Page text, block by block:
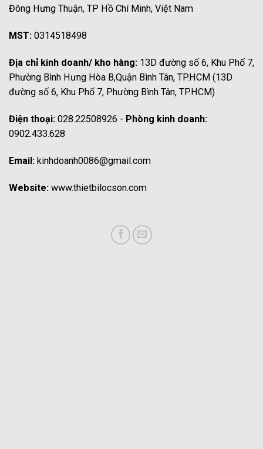
Đông Hưng Thuận, TP Hồ Chí Minh, Việt Nam
MST: 0314518498
Địa chỉ kinh doanh/ kho hàng: 13D đường số 6, Khu Phố 7,
Phường Bình Hưng Hòa B,Quận Bình Tân, TP.HCM (13D
đường số 6, Khu Phố 7, Phường Bình Tân, TP.HCM)
Điện thoại: 028.22508926 - Phòng kinh doanh:
0902.433.628
Email: kinhdoanh0086@gmail.com
Website: www.thietbilocson.com